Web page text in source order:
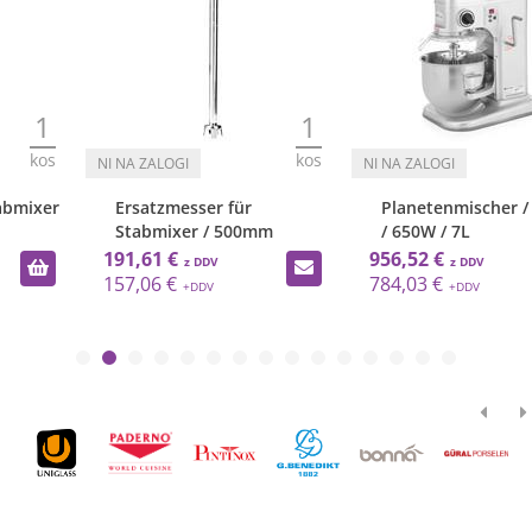
1
Ersatzmesser für
Stabmixer / 500mm
191,61 €
157,06 €
1
Planetenmischer / Kitchen
/ 650W / 7L
956,52 €
784,03 €